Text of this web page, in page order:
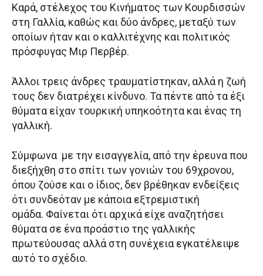
Καρά, στέλεχος του Κινήματος των Κουρδισσών
στη Γαλλία, καθώς και δύο άνδρες, μεταξύ των
οποίων ήταν και ο καλλιτέχνης και πολιτικός
πρόσφυγας Μιρ Περβέρ.
Άλλοι τρεις άνδρες τραυματίστηκαν, αλλά η ζωή
τους δεν διατρέχει κίνδυνο. Τα πέντε από τα έξι
θύματα είχαν τουρκική υπηκοότητα και ένας τη
γαλλική.
Σύμφωνα με την εισαγγελία, από την έρευνα που
διεξήχθη στο σπίτι των γονιών του 69χρονου,
όπου ζούσε και ο ίδιος, δεν βρέθηκαν ενδείξεις
ότι συνδεόταν με κάποια εξτρεμιστική
ομάδα. Φαίνεται ότι αρχικά είχε αναζητήσει
θύματα σε ένα προάστιο της γαλλικής
πρωτεύουσας αλλά στη συνέχεια εγκατέλειψε
αυτό το σχέδιο.